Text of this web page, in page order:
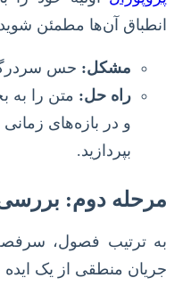
انطباق آن‌ها مطمئن
مشکل: حس
راه حل: متن را به
و در بازه‌های
بپردازید.
مرحله دوم:
به ترتیب فصول،
جریان منطقی از یک ایده